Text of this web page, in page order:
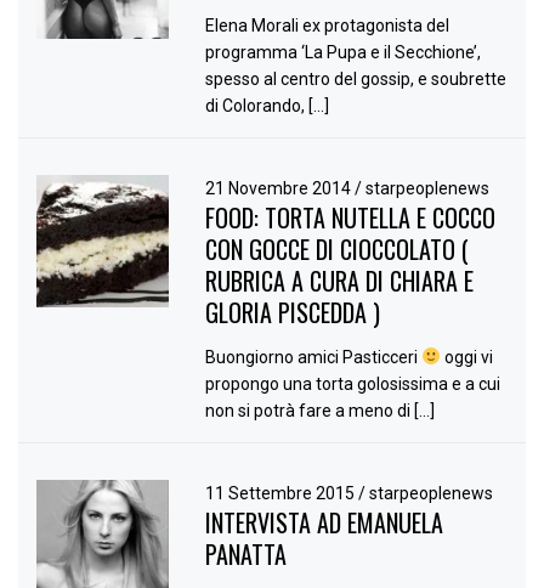
Elena Morali ex protagonista del
programma ‘La Pupa e il Secchione’,
spesso al centro del gossip, e soubrette
di Colorando, […]
21 Novembre 2014/ starpeoplenews
FOOD: TORTA NUTELLA E COCCO
CON GOCCE DI CIOCCOLATO (
RUBRICA A CURA DI CHIARA E
GLORIA PISCEDDA )
Buongiorno amici Pasticceri
oggi vi
propongo una torta golosissima e a cui
non si potrà fare a meno di […]
11 Settembre 2015/ starpeoplenews
INTERVISTA AD EMANUELA
PANATTA